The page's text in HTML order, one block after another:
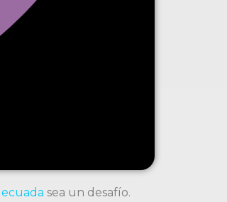
sea un desafío.